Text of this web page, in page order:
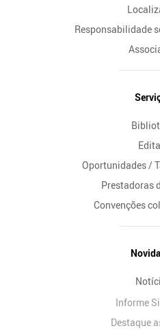
Responsabilidade
Oportunidades /
Prestadoras
Convenções
Informe
Destaque